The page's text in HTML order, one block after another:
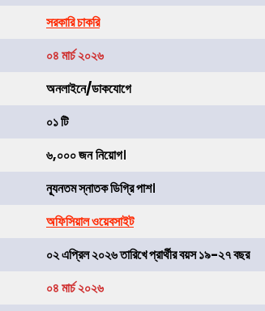
সরকারি চাকরি
০৪ মার্চ ২০২৬
অনলাইনে/ডাকযোগে
০১ টি
৬,০০০ জননিয়োগ।
ন্যূনতম স্নাতক ডিগ্রি পাশ।
অফিসিয়াল ওয়েবসাইট
০২ এপ্রিল ২০২৬ তারিখে প্রার্থীর বয়স ১৯-২৭ বছর
০৪ মার্চ ২০২৬